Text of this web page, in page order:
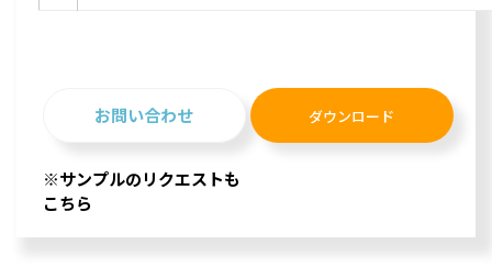
お問い合わせ
※サンプルのリクエストも
こちら
ダウンロード